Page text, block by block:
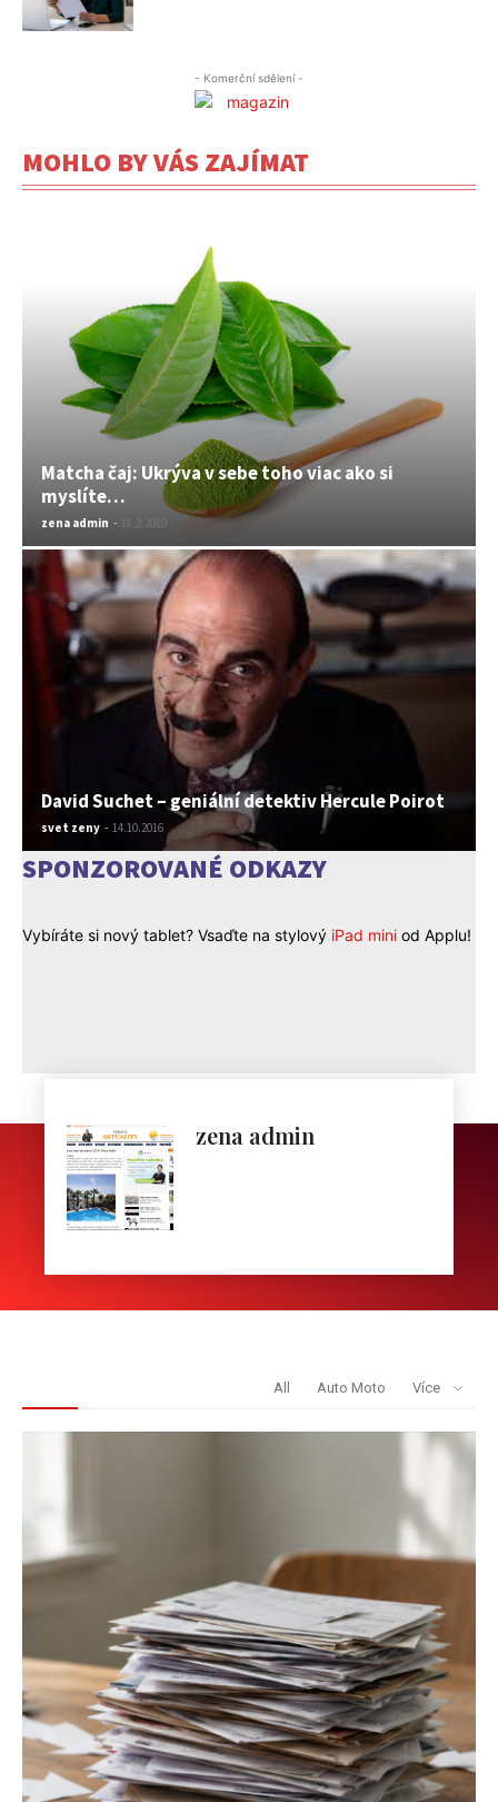
- Komerční sdělení -
MOHLO BY VÁS ZAJÍMAT
Matcha čaj: Ukrýva v sebe toho viac ako si
myslíte…
zena admin - 18.2.2019
David Suchet – geniální detektiv Hercule Poirot
svet zeny - 14.10.2016
SPONZOROVANÉ ODKAZY
Vybíráte si nový tablet? Vsaďte na stylový iPad mini od Applu!
zena admin
All Auto Moto Více